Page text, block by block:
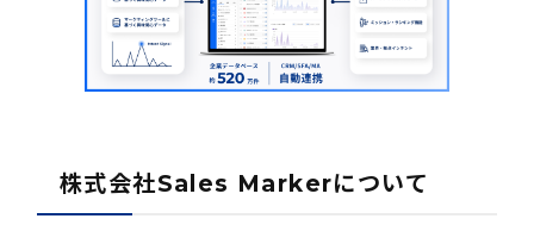
株式会社Sales Markerについて